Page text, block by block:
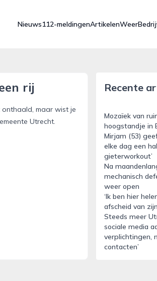
Nieuws112-meldingenArtikelenWeer
rij
maar wist je
Utrecht.
Recente
Mozaïek van
hoogstandje in
Mirjam (53)
elke dag een
gieterworkout’
Na
mechanisch
weer open
‘Ik ben hier
afscheid van
Steeds meer
sociale media
verplichtingen,
contacten’